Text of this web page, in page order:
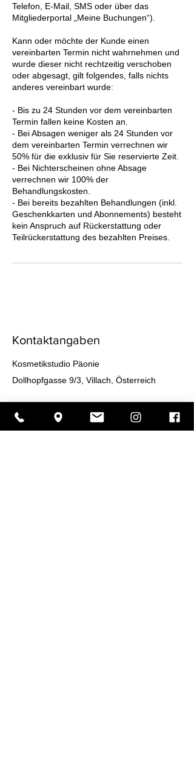
Telefon, E-Mail, SMS oder über das
Mitgliederportal „Meine Buchungen“).
Kann oder möchte der Kunde einen
vereinbarten Termin nicht wahrnehmen und
wurde dieser nicht rechtzeitig verschoben
oder abgesagt, gilt folgendes, falls nichts
anderes vereinbart wurde:
- Bis zu 24 Stunden vor dem vereinbarten
Termin fallen keine Kosten an.
- Bei Absagen weniger als 24 Stunden vor
dem vereinbarten Termin verrechnen wir
50% für die exklusiv für Sie reservierte Zeit.
- Bei Nichterscheinen ohne Absage
verrechnen wir 100% der
Behandlungskosten.
- Bei bereits bezahlten Behandlungen (inkl.
Geschenkkarten und Abonnements) besteht
kein Anspruch auf Rückerstattung oder
Teilrückerstattung des bezahlten Preises.
Kontaktangaben
Kosmetikstudio Päonie
Dollhopfgasse 9/3, Villach, Österreich